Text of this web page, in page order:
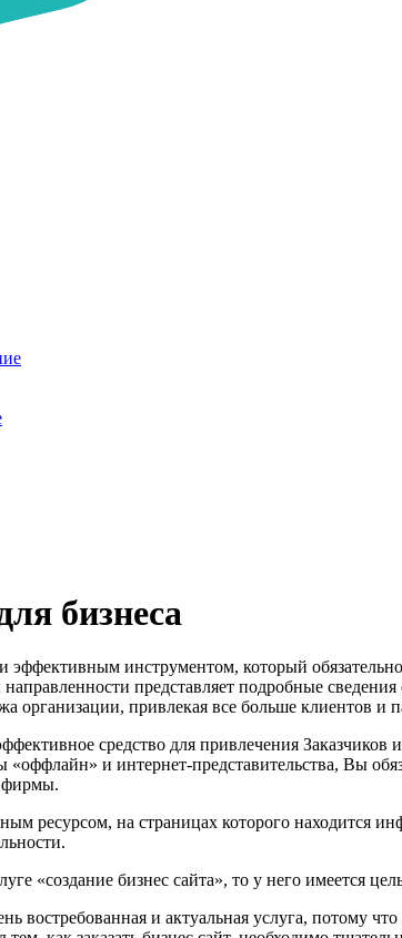
бизнеса
эффективным инструментом, который
представляет подробные
организации, привлекая все больше клиентов и
средство для привлечения
и интернет-представительства, Вы
фирмы.
ресурсом, на страницах которого находится
«создание бизнес сайта», то у него имеется
востребованная и актуальная услуга, потому